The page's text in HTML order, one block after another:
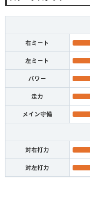
右ミート
左ミート
パワー
走力
メイン守備
対右打力
対左打力